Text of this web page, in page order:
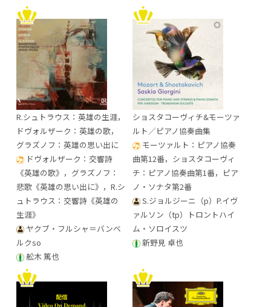
R.シュトラウス：英雄の生涯，
ドヴォルザーク：英雄の歌，
グラズノフ：英雄の思い出に
ドヴォルザーク：交響詩
《英雄の歌》，グラズノフ：
悲歌《英雄の思い出に》，R.シ
ュトラウス：交響詩《英雄の
生涯》
ヤクブ・フルシャ＝バンベ
ルクso
舩木 篤也
ショスタコーヴィチ&モーツァ
ルト／ピアノ協奏曲集
モーツァルト：ピアノ協奏
曲第12番，ショスタコーヴィ
チ：ピアノ協奏曲第1番，ピア
ノ・ソナタ第2番
S.ジョルジーニ（p）P.イヴ
ァルソン（tp）トロントハイ
ム・ソロイスツ
新野見 卓也